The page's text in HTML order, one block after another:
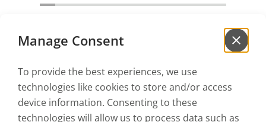
Manage Consent
To provide the best experiences, we use
technologies like cookies to store and/or access
device information. Consenting to these
technologies will allow us to process data such as
Γράψου στοnewsletter
για να μαθαίνεις πρώτος τα νέα μας!